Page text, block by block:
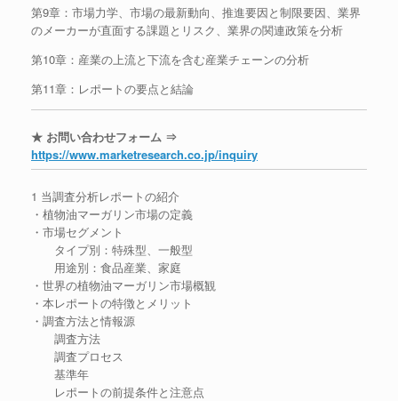
第9章：市場力学、市場の最新動向、推進要因と制限要因、業界
のメーカーが直面する課題とリスク、業界の関連政策を分析
第10章：産業の上流と下流を含む産業チェーンの分析
第11章：レポートの要点と結論
★ お問い合わせフォーム ⇒
https://www.marketresearch.co.jp/inquiry
1 当調査分析レポートの紹介
・植物油マーガリン市場の定義
・市場セグメント
タイプ別：特殊型、一般型
用途別：食品産業、家庭
・世界の植物油マーガリン市場概観
・本レポートの特徴とメリット
・調査方法と情報源
調査方法
調査プロセス
基準年
レポートの前提条件と注意点